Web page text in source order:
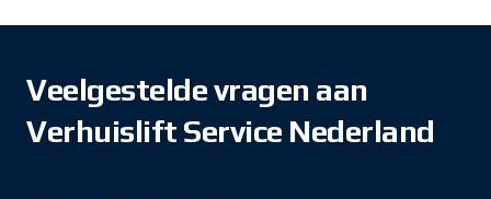
Veelgestelde vragen aan
Verhuislift Service Nederland